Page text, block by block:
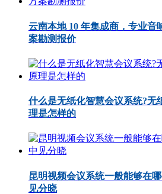
云南本地 10 年集成商，专业
案勘测报价
什么是无纸化智慧会议系统?无
理是怎样的
昆明视频会议系统一般能够在
见分晓